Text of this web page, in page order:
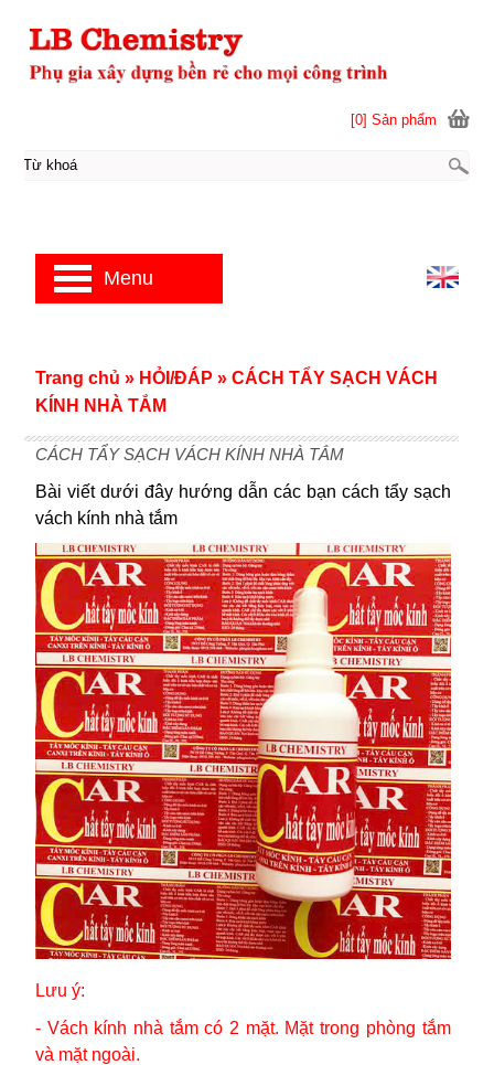
CÁCH TẨY SẠCH VÁCH KÍNH NHÀ TẮM
Bài viết dưới đây hướng dẫn các bạn cách tẩy sạch
vách kính nhà tắm
Lưu ý:
- Vách kính nhà tắm có 2 mặt. Mặt trong phòng tắm
và mặt ngoài.
Trang chủ » HỎI/ĐÁP » CÁCH TẨY SẠCH VÁCH
KÍNH NHÀ TẮM
[0] Sản phẩm
Menu